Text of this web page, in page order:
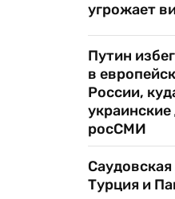
угрожает
Путин
в
России,
росСМИ
Турция и